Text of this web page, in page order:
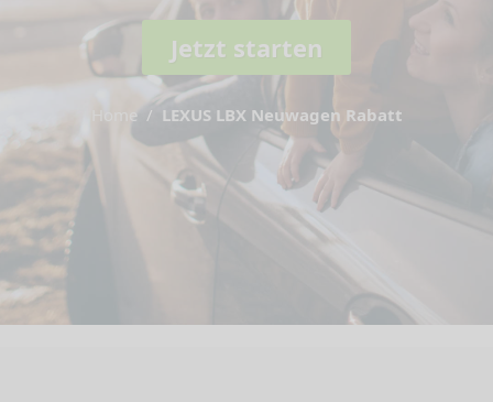
Jetzt starten
Home LEXUS LBX Neuwagen Rabatt